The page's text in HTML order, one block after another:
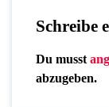
Schreibe
Du musst
abzugeben.